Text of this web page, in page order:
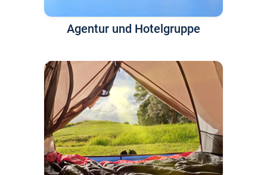
Agentur und Hotelgruppe